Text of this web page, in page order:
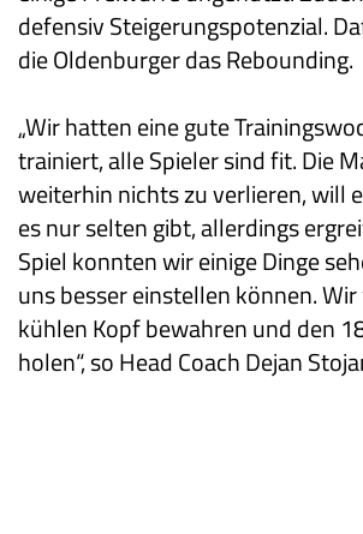
defensiv Steigerungspotenzial.
die Oldenburger das Rebounding.
„Wir hatten eine gute
trainiert, alle Spieler sind fit. Die
weiterhin nichts zu verlieren, will
es nur selten gibt, allerdings
Spiel konnten wir einige Dinge
uns besser einstellen können.
kühlen Kopf bewahren und den
holen“, so Head Coach Dejan